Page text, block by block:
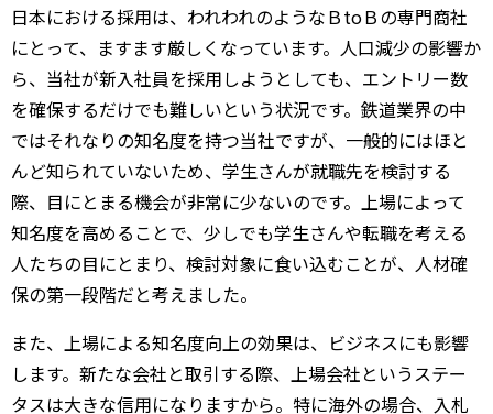
日本における採用は、われわれのようなＢtoＢの専門商社
にとって、ますます厳しくなっています。人口減少の影響か
ら、当社が新入社員を採用しようとしても、エントリー数
を確保するだけでも難しいという状況です。鉄道業界の中
ではそれなりの知名度を持つ当社ですが、一般的にはほと
んど知られていないため、学生さんが就職先を検討する
際、目にとまる機会が非常に少ないのです。上場によって
知名度を高めることで、少しでも学生さんや転職を考える
人たちの目にとまり、検討対象に食い込むことが、人材確
保の第一段階だと考えました。
また、上場による知名度向上の効果は、ビジネスにも影響
します。新たな会社と取引する際、上場会社というステー
タスは大きな信用になりますから。特に海外の場合、入札